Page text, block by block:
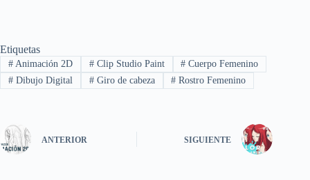
Etiquetas
#Animación 2D #Clip Studio Paint # Cuerpo Femenino
#Dibujo Digital #Giro de cabeza # Rostro Femenino
ANTERIOR SIGUIENTE